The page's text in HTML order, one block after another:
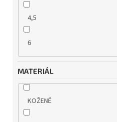
4,5
6
MATERIÁL
KOŽENÉ